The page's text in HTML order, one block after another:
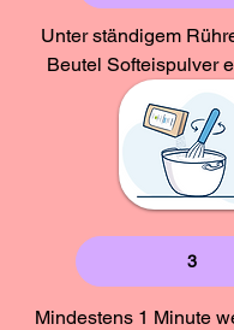
Oberflächefür ein
Mundgefühl und sind
zudem
Mit unseren
Eisspateln aus
deiner Kundschaft nicht
großartiges
setzt auch ein Zeichen
Nachhaltigkeit und
Umweltbewusstsein!
FSC®-zertifiziert.
www.fsc.org
Unter ständigem
Beutel Softeispulver
3
Mindestens 1 Minute